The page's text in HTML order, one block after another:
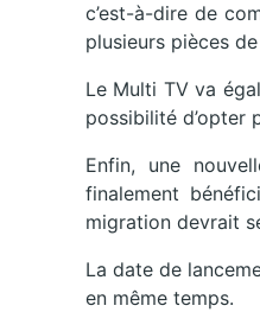
c’est-à-dire de
plusieurs pièces
Le Multi TV va
possibilité d’opter
Enfin, une
finalement
migration devrait
La date de
en même temps.